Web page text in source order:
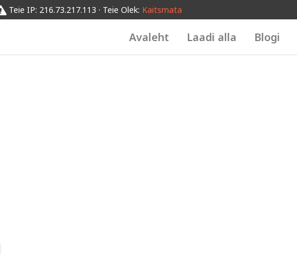
Teie IP: 216.73.217.113 · Teie Olek: Kaitsmata
Avaleht Laadi alla Blogi